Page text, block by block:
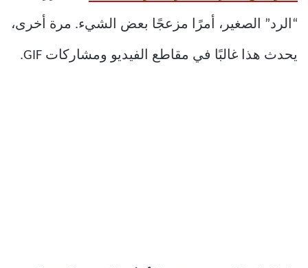
“الرد” الصغير، أمرًا مزعجًا بعض الشيء. مرة أخرى،
يحدث هذا غالبًا في مقاطع الفيديو ومشاركات GIF.